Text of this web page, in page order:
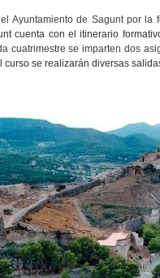
Ayuntamiento de Sagunt por
cuenta con el itinerario
cuatrimestre se imparten dos
curso se realizarán diversas